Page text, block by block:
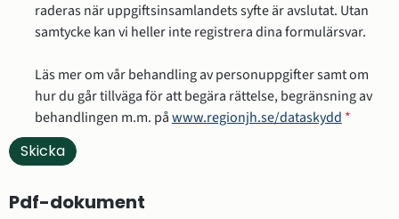
raderas när uppgiftsinsamlandets syfte är avslutat. Utan
samtycke kan vi heller inte registrera dina formulärsvar.
Läs mer om vår behandling av personuppgifter samt om
hur du går tillväga för att begära rättelse, begränsning av
behandlingen m.m. påwww.regionjh.se/dataskydd *
Pdf-dokument